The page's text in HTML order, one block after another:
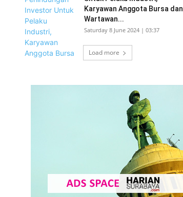
Karyawan Anggota Bursa dan
Wartawan...
Saturday 8 June 2024 | 03:37
Load more